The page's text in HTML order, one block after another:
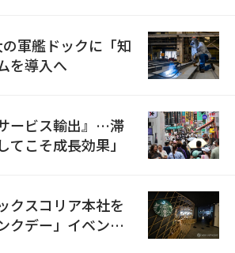
軍艦ドックに「知
を導入へ
ービス輸出』…滞
こそ成長効果」
クスコリア本社を
クデー」イベント